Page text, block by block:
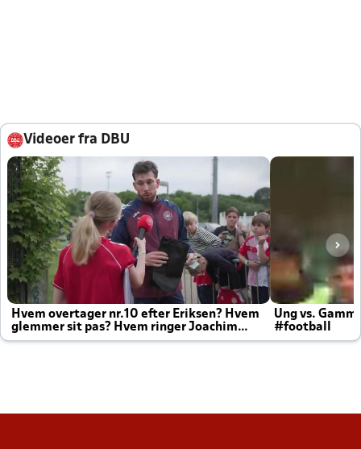
Videoer fra DBU
Hvem overtager nr.10 efter Eriksen? Hvem
glemmer sit pas? Hvem ringer Joachim
altid til efter kampe?
Ung vs.
#football